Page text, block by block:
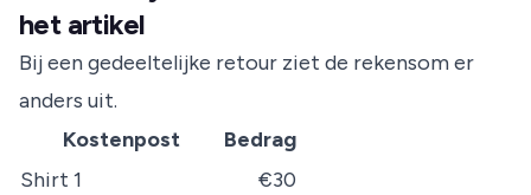
het artikel
Bij een gedeeltelijke retour ziet de rekensom er
anders uit.
Kostenpost
Bedrag
Shirt 1
€30